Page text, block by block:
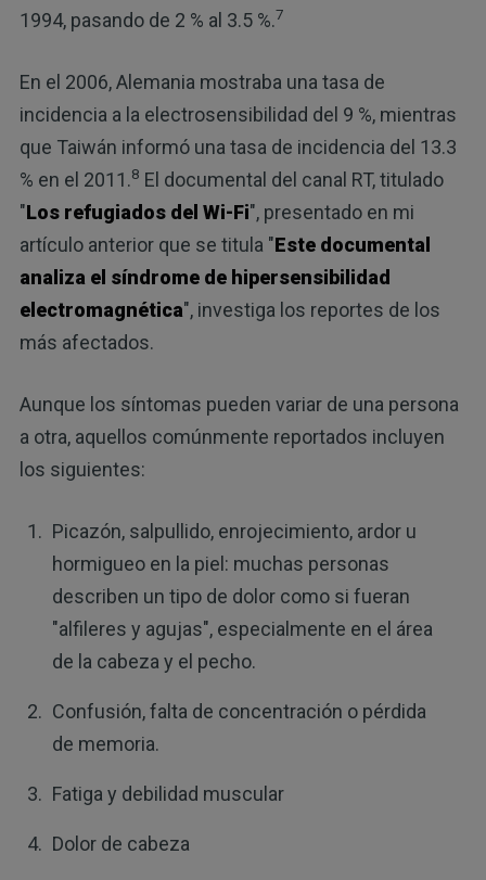
1994, pasando de 2 % al 3.5 %.7
En el 2006, Alemania mostraba una tasa de
incidencia a la electrosensibilidad del 9 %, mientras
que Taiwán informó una tasa de incidencia del 13.3
% en el 2011.8 El documental del canal RT, titulado
"Los refugiados del Wi-Fi", presentado en mi
artículo anterior que se titula "Este documental
analiza el síndrome de hipersensibilidad
electromagnética", investiga los reportes de los
más afectados.
Aunque los síntomas pueden variar de una persona
a otra, aquellos comúnmente reportados incluyen
los siguientes:
Picazón, salpullido, enrojecimiento, ardor u
hormigueo en la piel: muchas personas
describen un tipo de dolor como si fueran
"alfileres y agujas", especialmente en el área
de la cabeza y el pecho.
Confusión, falta de concentración o pérdida
de memoria.
Fatiga y debilidad muscular
Dolor de cabeza